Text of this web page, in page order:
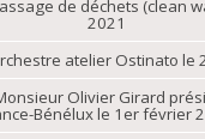
de déchets (clean
2021
atelier Ostinato le
Olivier Girard
Bénélux le 1er février